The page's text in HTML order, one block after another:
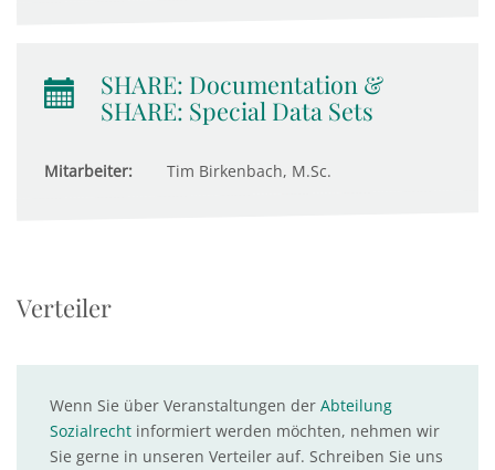
SHARE: Documentation &
SHARE: Special Data Sets
Mitarbeiter: Tim Birkenbach, M.Sc.
Verteiler
Wenn Sie über Veranstaltungen der Abteilung
Sozialrecht informiert werden möchten, nehmen wir
Sie gerne in unseren Verteiler auf. Schreiben Sie uns